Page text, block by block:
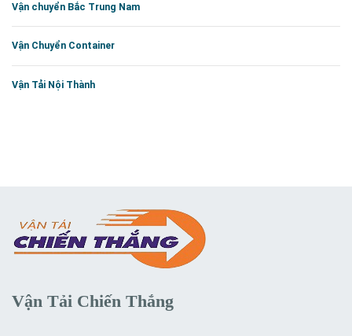
Vận chuyển Bắc Trung Nam
Vận Chuyển Container
Vận Tải Nội Thành
Vận Tải Chiến Thắng